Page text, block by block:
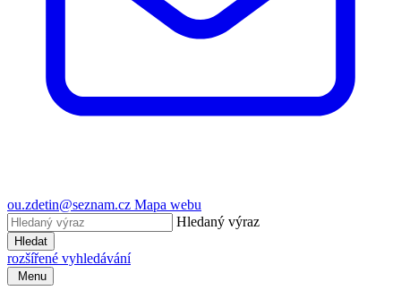
ou.zdetin@seznam.cz Mapa webu
Hledaný výraz
Hledat
rozšířené vyhledávání
Menu